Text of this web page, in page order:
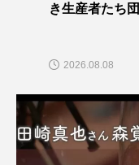
き生産者たち
2026.08.08